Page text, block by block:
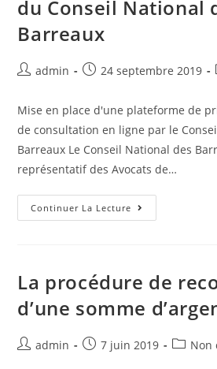
du Conseil National
Barreaux
admin 24 septembre 2019
Mise en place d'une plateforme de
de consultation en ligne par le
Barreaux Le Conseil National des
représentatif des Avocats de…
Continuer La Lecture
La procédure de
d’une somme
admin 7 juin 2019 Non